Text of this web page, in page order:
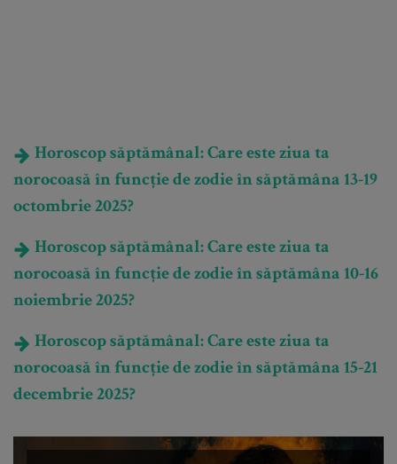
Horoscop săptămânal: Care este ziua ta
norocoasă în funcție de zodie în săptămâna 13-19
octombrie 2025?
Horoscop săptămânal: Care este ziua ta
norocoasă în funcție de zodie în săptămâna 10-16
noiembrie 2025?
Horoscop săptămânal: Care este ziua ta
norocoasă în funcție de zodie în săptămâna 15-21
decembrie 2025?